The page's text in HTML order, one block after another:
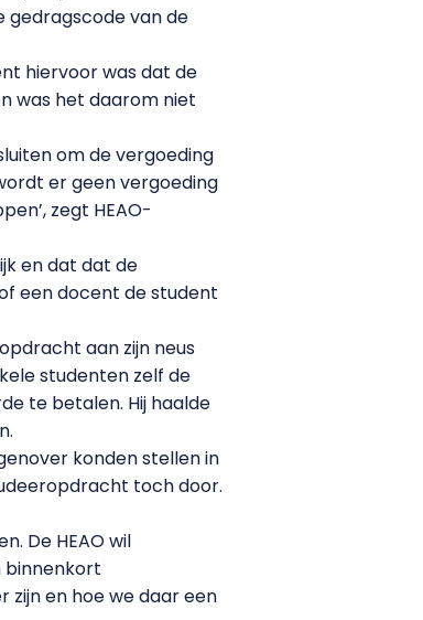
gedragscode van de
hiervoor was dat de
was het daarom niet
om de vergoeding
er geen vergoeding
zegt HEAO-
en dat dat de
een docent de student
aan zijn neus
studenten zelf de
te betalen. Hij haalde
konden stellen in
toch door.
De HEAO wil
binnenkort
en hoe we daar een